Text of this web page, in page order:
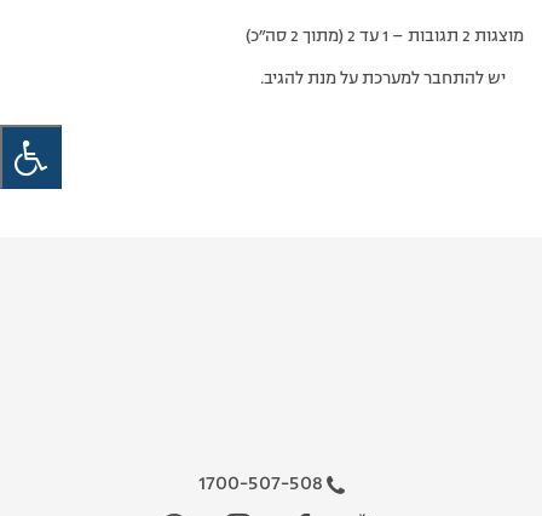
מוצגות 2 תגובות – 1 עד 2 (מתוך 2 סה״כ)
יש להתחבר למערכת על מנת להגיב.
1700-507-508